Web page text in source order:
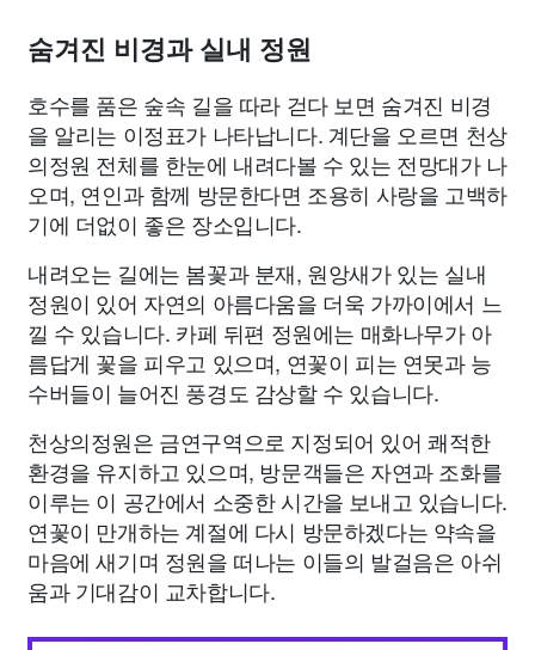
숨겨진 비경과 실내 정원
호수를 품은 숲속 길을 따라 걷다 보면 숨겨진 비경
을 알리는 이정표가 나타납니다. 계단을 오르면 천상
의정원 전체를 한눈에 내려다볼 수 있는 전망대가 나
오며, 연인과 함께 방문한다면 조용히 사랑을 고백하
기에 더없이 좋은 장소입니다.
내려오는 길에는 봄꽃과 분재, 원앙새가 있는 실내
정원이 있어 자연의 아름다움을 더욱 가까이에서 느
낄 수 있습니다. 카페 뒤편 정원에는 매화나무가 아
름답게 꽃을 피우고 있으며, 연꽃이 피는 연못과 능
수버들이 늘어진 풍경도 감상할 수 있습니다.
천상의정원은 금연구역으로 지정되어 있어 쾌적한
환경을 유지하고 있으며, 방문객들은 자연과 조화를
이루는 이 공간에서 소중한 시간을 보내고 있습니다.
연꽃이 만개하는 계절에 다시 방문하겠다는 약속을
마음에 새기며 정원을 떠나는 이들의 발걸음은 아쉬
움과 기대감이 교차합니다.